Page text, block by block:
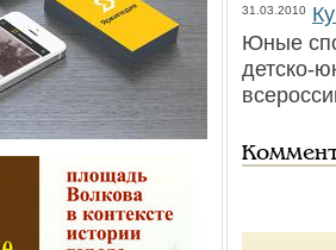
31.03.2010
Юные
детско-